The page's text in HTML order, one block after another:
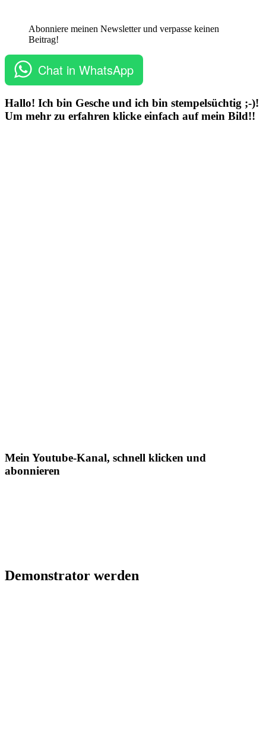
Abonniere meinen Newsletter und verpasse keinen
Beitrag!
Chat in WhatsApp
Hallo! Ich bin Gesche und ich bin stempelsüchtig ;-)!
Um mehr zu erfahren klicke einfach auf mein Bild!!
Mein Youtube-Kanal, schnell klicken und
abonnieren
Demonstrator werden